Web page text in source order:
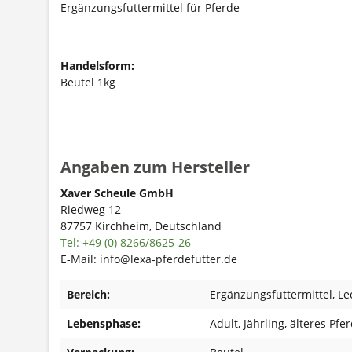
Ergänzungsfuttermittel für Pferde
Handelsform:
Beutel 1kg
Angaben zum Hersteller
Xaver Scheule GmbH
Riedweg 12
87757 Kirchheim, Deutschland
Tel: +49 (0) 8266/8625-26
E-Mail: info@lexa-pferdefutter.de
Bereich: Ergänzungsfuttermittel,
Lebensphase:
Adult, Jährling, älteres